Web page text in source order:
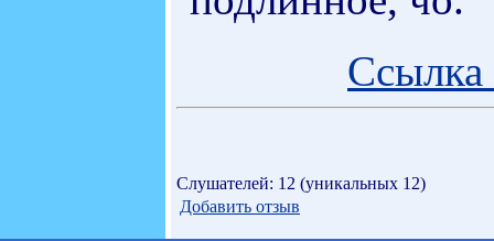
Ссылка
Слушателей: 12 (уникальных 12)
Добавить отзыв